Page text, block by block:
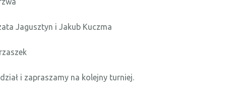
Jagusztyn i Jakub Kuczma
i zapraszamy na kolejny turniej.